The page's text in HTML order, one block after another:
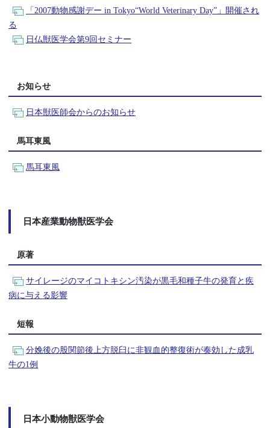
「2007動物感謝デー in Tokyo“World Veterinary Day”」開催され
る
日仏獣医学会第9回セミナー
お知らせ
日本獣医師会からのお知らせ
馬耳東風
馬耳東風
日本産業動物獣医学会
原著
サイレージのマイコトキシン汚染が黒毛和種子牛の発育と疾
病に与える影響
短報
分娩後の股関節後上方脱臼に非観血的整復術が奏効した成乳
牛の1例
日本小動物獣医学会